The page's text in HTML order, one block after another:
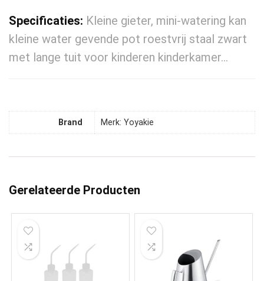
Specificaties: Kleine gieter, mini-watering kan
kleine water gevende pot roestvrij staal zwart
met lange tuit voor kinderen kinderkamer…
Brand Merk: Yoyakie
Gerelateerde Producten